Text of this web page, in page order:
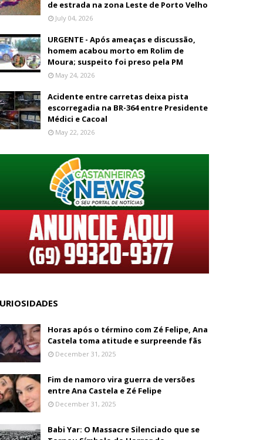
de estrada na zona Leste de Porto Velho
July 04, 2026
URGENTE - Após ameaças e discussão,
homem acabou morto em Rolim de
Moura; suspeito foi preso pela PM
May 24, 2026
Acidente entre carretas deixa pista
escorregadia na BR-364 entre Presidente
Médici e Cacoal
May 22, 2026
Horas após o término com Zé Felipe, Ana
Castela toma atitude e surpreende fãs
December 31, 2025
Fim de namoro vira guerra de versões
entre Ana Castela e Zé Felipe
December 31, 2025
Babi Yar: O Massacre Silenciado que se